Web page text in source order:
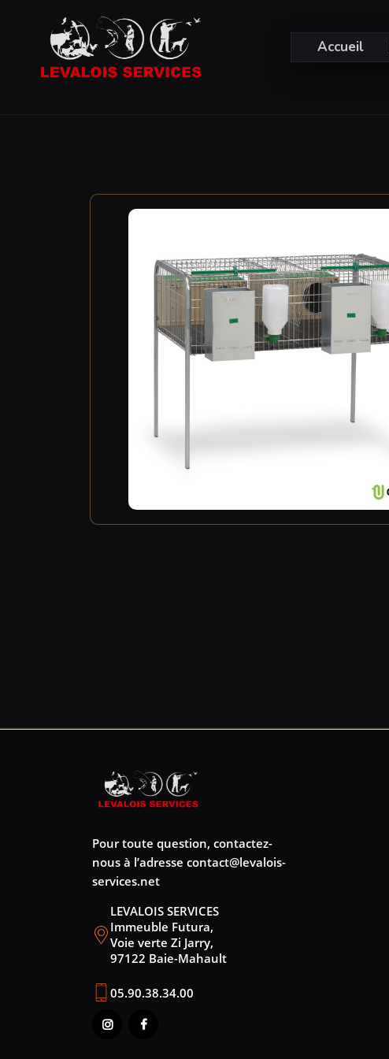
Accueil
Pour toute question, contactez-
nous à l’adresse contact@levalois-
services.net
LEVALOIS SERVICES
Immeuble Futura,
Voie verte Zi Jarry,
97122 Baie-Mahault
05.90.38.34.00